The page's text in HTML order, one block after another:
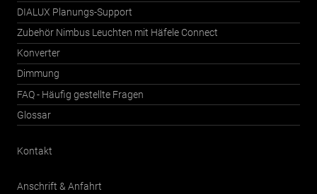
DIALUX Planungs-Support
Zubehör Nimbus Leuchten mit Häfele Connect
Konverter
Dimmung
FAQ - Häufig gestellte Fragen
Glossar
Kontakt
Anschrift & Anfahrt